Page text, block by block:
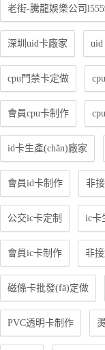
老街-騰龍娛樂公司
深圳uid卡廠家 uid
cpu門禁卡定做
會員cpu卡制作
id卡生產(chǎn)廠家
會員id卡制作 非
公交ic卡定制 ic卡
會員ic卡制作 非
磁條卡批發(fā)定做
PVC透明卡制作